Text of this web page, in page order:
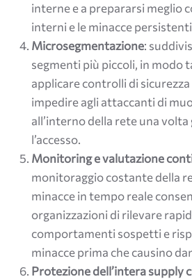
interne e a prepararsi meglio
interni e le minacce
Microsegmentazione:
segmenti più piccoli, in modo
applicare controlli di
impedire agli attaccanti di
all’interno della rete una
l’accesso.
Monitoring e valutazione
monitoraggio costante della
minacce in tempo reale
organizzazioni di rilevare
comportamenti sospetti e
minacce prima che causino
Protezione dell’intera supply